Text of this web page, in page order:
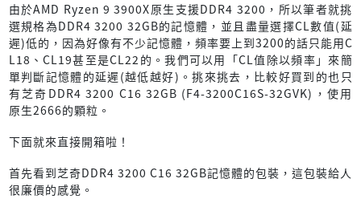
由於AMD Ryzen 9 3900X原生支援DDR4 3200，所以筆者就挑
選規格為DDR4 3200 32GB的記憶體，並且盡量選擇CL數值(延
遲)低的，因為好像有不少記憶體，頻率要上到3200的話只能用C
L18、CL19甚至是CL22的。我們可以用「CL值除以頻率」來簡
單判斷記憶體的延遲(越低越好)。挑來挑去，比較好買到的也只
有芝奇DDR4 3200 C16 32GB (F4-3200C16S-32GVK)，使用
原生2666的顆粒。
下面就來直接開箱啦！
首先看到芝奇DDR4 3200 C16 32GB記憶體的包裝，這包裝給人
很廉價的感覺。